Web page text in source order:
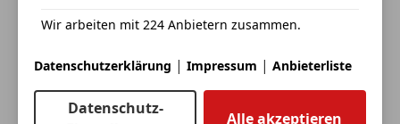
Isofix
Lederlenkrad
Müdigkeitswarnsystem
Notbremsassistent
Wir arbeiten mit 224 Anbietern zusammen.
Datenschutzerklärung | Impressum | Anbieterliste
Datenschutz-
Alle akzeptieren